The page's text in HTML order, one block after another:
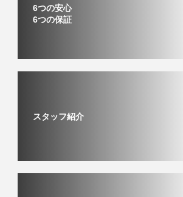
6つの安心
6つの保証
スタッフ紹介